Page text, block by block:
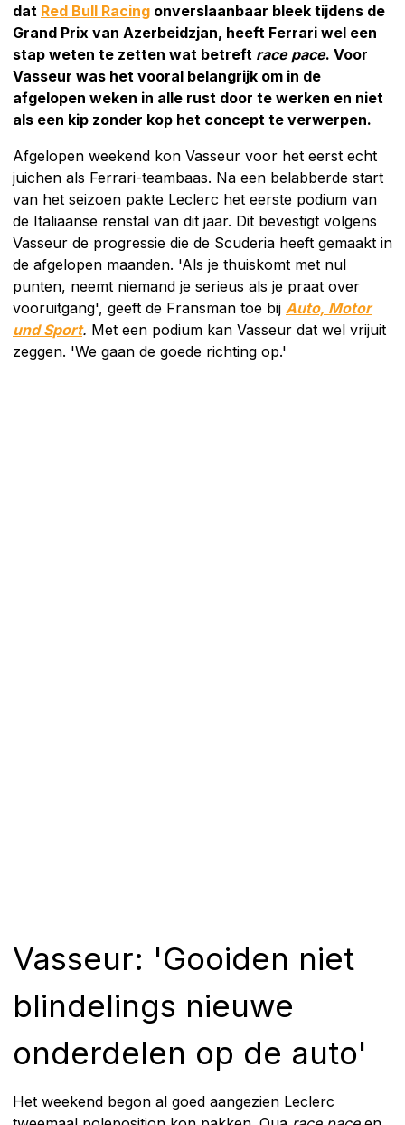
dat Red Bull Racing onverslaanbaar bleek tijdens de
Grand Prix van Azerbeidzjan, heeft Ferrari wel een
stap weten te zetten wat betreft race pace. Voor
Vasseur was het vooral belangrijk om in de
afgelopen weken in alle rust door te werken en niet
als een kip zonder kop het concept te verwerpen.
Afgelopen weekend kon Vasseur voor het eerst echt
juichen als Ferrari-teambaas. Na een belabberde start
van het seizoen pakte Leclerc het eerste podium van
de Italiaanse renstal van dit jaar. Dit bevestigt volgens
Vasseur de progressie die de Scuderia heeft gemaakt in
de afgelopen maanden. 'Als je thuiskomt met nul
punten, neemt niemand je serieus als je praat over
vooruitgang', geeft de Fransman toe bij Auto, Motor
und Sport. Met een podium kan Vasseur dat wel vrijuit
zeggen. 'We gaan de goede richting op.'
Vasseur: 'Gooiden niet
blindelings nieuwe
onderdelen op de auto'
Het weekend begon al goed aangezien Leclerc